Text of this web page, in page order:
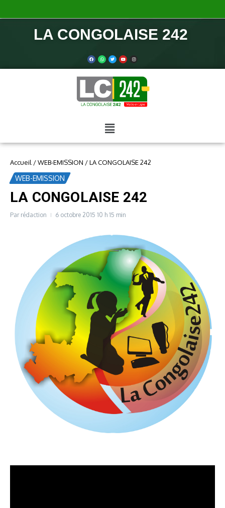
LA CONGOLAISE 242
Accueil /WEB-EMISSION /LA CONGOLAISE 242
WEB-EMISSION
LA CONGOLAISE 242
Par rédaction 6 octobre 2015 10 h 15 min